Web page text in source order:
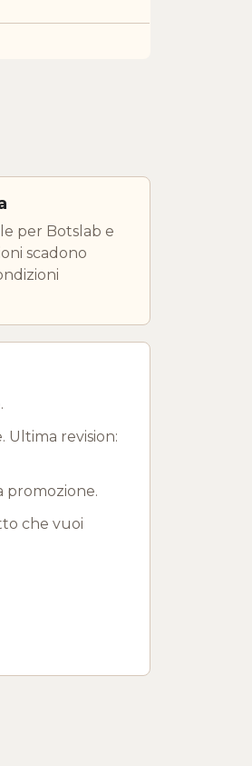
per Botslab e
scadono
Ultima revision:
promozione.
che vuoi